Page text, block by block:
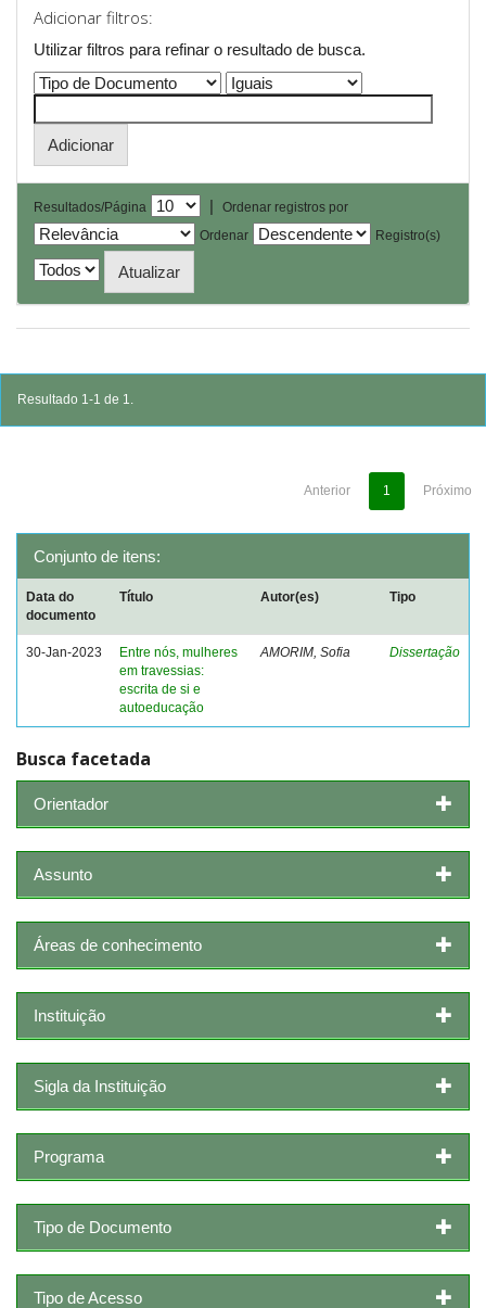
Adicionar filtros:
Utilizar filtros para refinar o resultado de busca.
Resultados/Página |
Ordenar registros por
Ordenar
Registro(s)
Resultado 1-1 de 1.
Anterior 1 Próximo
Conjunto de itens:
Data do
documento
Título Autor(es) Tipo
30-Jan-2023
Entre nós, mulheres
em travessias:
escrita de si e
autoeducação
AMORIM, Sofia Dissertação
Busca facetada
Orientador
Assunto
Áreas de conhecimento
Instituição
Sigla da Instituição
Programa
Tipo de Documento
Tipo de Acesso